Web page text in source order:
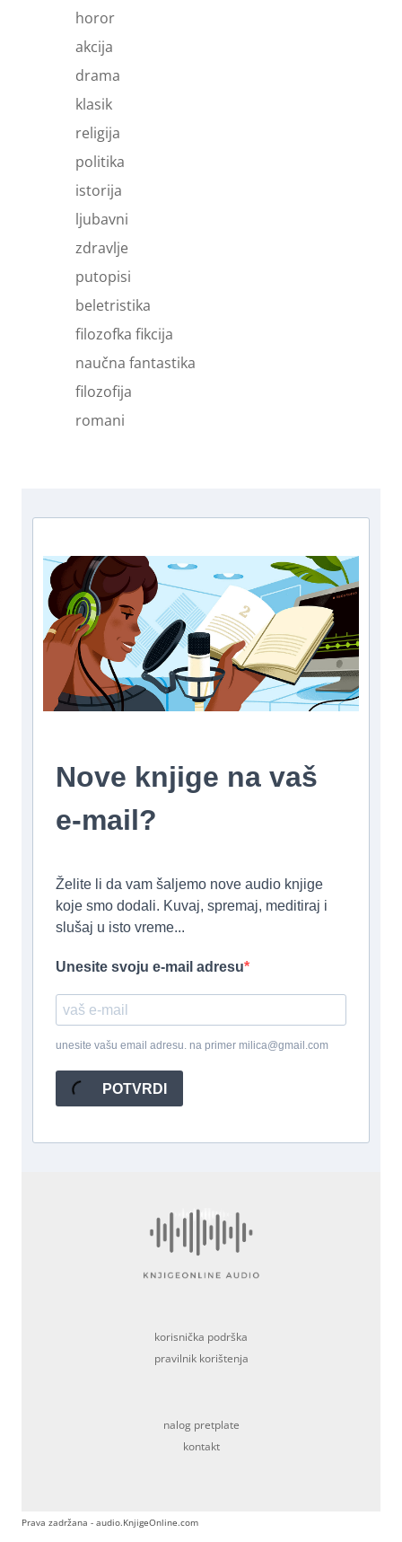
horor
akcija
drama
klasik
religija
politika
istorija
ljubavni
zdravlje
putopisi
beletristika
filozofka fikcija
naučna fantastika
filozofija
romani
Nove knjige na vaš
e-mail?
Želite li da vam šaljemo nove audio knjige
koje smo dodali. Kuvaj, spremaj, meditiraj i
slušaj u isto vreme...
Unesite svoju e-mail adresu
unesite vašu email adresu. na primer milica@gmail.com
POTVRDI
korisnička podrška
pravilnik korištenja
nalog pretplate
kontakt
Prava zadržana - audio.KnjigeOnline.com